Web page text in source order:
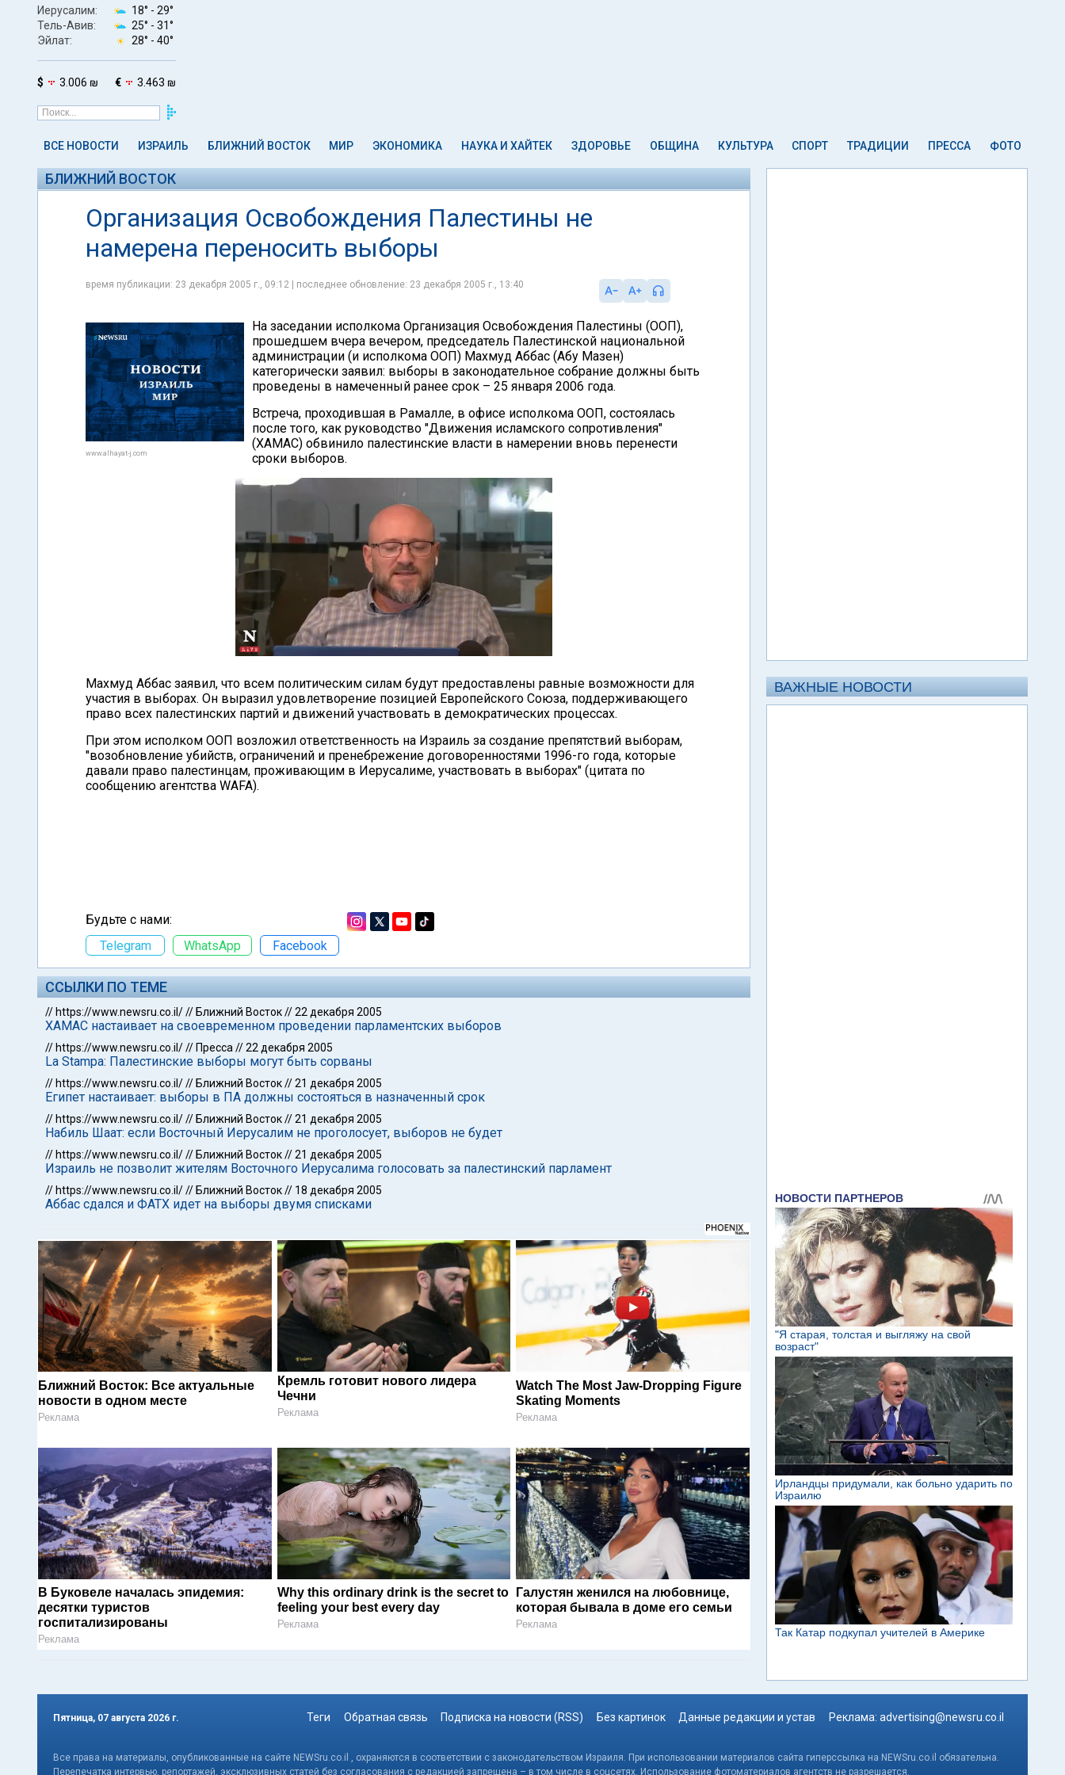
Иерусалим: 18° - 29°
Тель-Авив:
25° - 31°
Эйлат:
28° - 40°
$ 3.006 ₪ € 3.463 ₪
ВСЕ НОВОСТИ ИЗРАИЛЬ БЛИЖНИЙ ВОСТОК МИР ЭКОНОМИКА НАУКА И ХАЙТЕК ЗДОРОВЬЕ ОБЩИНА КУЛЬТУРА СПОРТ ТРАДИЦИИ ПРЕССА ФОТО
БЛИЖНИЙ ВОСТОК
Организация Освобождения Палестины не
намерена переносить выборы
время публикации: 23 декабря 2005 г., 09:12 | последнее обновление: 23 декабря 2005 г., 13:40
www.alhayat-j.com
На заседании исполкома Организация Освобождения Палестины (ООП),
прошедшем вчера вечером, председатель Палестинской национальной
администрации (и исполкома ООП) Махмуд Аббас (Абу Мазен)
категорически заявил: выборы в законодательное собрание должны быть
проведены в намеченный ранее срок – 25 января 2006 года.
Встреча, проходившая в Рамалле, в офисе исполкома ООП, состоялась
после того, как руководство "Движения исламского сопротивления"
(ХАМАС) обвинило палестинские власти в намерении вновь перенести
сроки выборов.
Махмуд Аббас заявил, что всем политическим силам будут предоставлены равные возможности для
участия в выборах. Он выразил удовлетворение позицией Европейского Союза, поддерживающего
право всех палестинских партий и движений участвовать в демократических процессах.
При этом исполком ООП возложил ответственность на Израиль за создание препятствий выборам,
"возобновление убийств, ограничений и пренебрежение договоренностями 1996-го года, которые
давали право палестинцам, проживающим в Иерусалиме, участвовать в выборах" (цитата по
сообщению агентства WAFA).
Будьте с нами:
Telegram
WhatsApp Facebook
ССЫЛКИ ПО ТЕМЕ
// https://www.newsru.co.il/// Ближний Восток//22 декабря 2005
ХАМАС настаивает на своевременном проведении парламентских выборов
// https://www.newsru.co.il/// Пресса //22 декабря 2005
La Stampa: Палестинские выборы могут быть сорваны
// https://www.newsru.co.il/// Ближний Восток//21 декабря 2005
Египет настаивает: выборы в ПА должны состояться в назначенный срок
// https://www.newsru.co.il/// Ближний Восток//21 декабря 2005
Набиль Шаат: если Восточный Иерусалим не проголосует, выборов не будет
// https://www.newsru.co.il/// Ближний Восток//21 декабря 2005
Израиль не позволит жителям Восточного Иерусалима голосовать за палестинский парламент
// https://www.newsru.co.il/// Ближний Восток// 18 декабря 2005
Аббас сдался и ФАТХ идет на выборы двумя списками
Ближний Восток: Все актуальные
новости в одном месте
Реклама
Кремль готовит нового лидера
Чечни
Реклама
Watch The Most Jaw‑Dropping Figure
Skating Moments
Реклама
В Буковеле началась эпидемия:
десятки туристов
госпитализированы
Реклама
Why this ordinary drink is the secret to
feeling your best every day
Реклама
Галустян женился на любовнице,
которая бывала в доме его семьи
Реклама
ВАЖНЫЕ НОВОСТИ
Пятница, 07 августа 2026 г. Теги Обратная связь Подписка на новости (RSS) Без картинок Данные редакции и устав Реклама: advertising@newsru.co.il
Все права на материалы, опубликованные на сайте NEWSru.co.il , охраняются в соответствии с законодательством Израиля. При использовании материалов сайта гиперссылка на NEWSru.co.il обязательна.
Перепечатка интервью, репортажей, эксклюзивных статей без согласования с редакцией запрещена – в том числе в соцсетях. Использование фотоматериалов агентств не разрешается.